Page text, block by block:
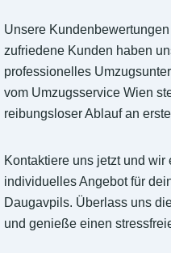
Unsere
zufriedene Kunden haben
professionelles
vom Umzugsservice Wien
reibungsloser Ablauf an
Kontaktiere uns jetzt und wir
individuelles Angebot für
Daugavpils. Überlass uns
und genieße einen